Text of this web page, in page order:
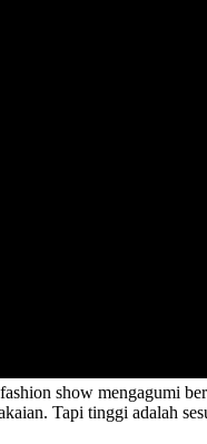
show mengagumi
Tapi tinggi adalah